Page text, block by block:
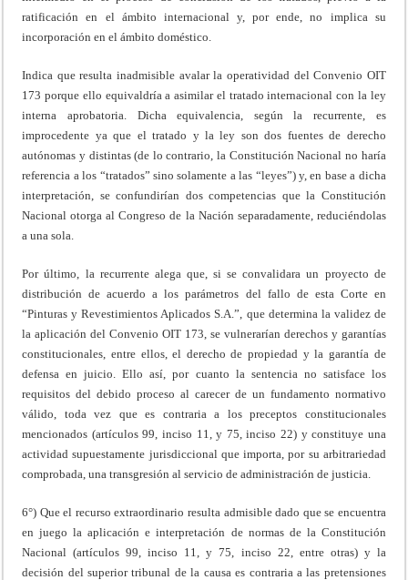
ratificación en el ámbito internacional y, por ende, no implica su
incorporación en el ámbito doméstico.
Indica que resulta inadmisible avalar la operatividad del Convenio OIT
173 porque ello equivaldría a asimilar el tratado internacional con la ley
interna aprobatoria. Dicha equivalencia, según la recurrente, es
improcedente ya que el tratado y la ley son dos fuentes de derecho
autónomas y distintas (de lo contrario, la Constitución Nacional no haría
referencia a los “tratados” sino solamente a las “leyes”) y, en base a dicha
interpretación, se confundirían dos competencias que la Constitución
Nacional otorga al Congreso de la Nación separadamente, reduciéndolas
a una sola.
Por último, la recurrente alega que, si se convalidara un proyecto de
distribución de acuerdo a los parámetros del fallo de esta Corte en
“Pinturas y Revestimientos Aplicados S.A.”, que determina la validez de
la aplicación del Convenio OIT 173, se vulnerarían derechos y garantías
constitucionales, entre ellos, el derecho de propiedad y la garantía de
defensa en juicio. Ello así, por cuanto la sentencia no satisface los
requisitos del debido proceso al carecer de un fundamento normativo
válido, toda vez que es contraria a los preceptos constitucionales
mencionados (artículos 99, inciso 11, y 75, inciso 22) y constituye una
actividad supuestamente jurisdiccional que importa, por su arbitrariedad
comprobada, una transgresión al servicio de administración de justicia.
6°) Que el recurso extraordinario resulta admisible dado que se encuentra
en juego la aplicación e interpretación de normas de la Constitución
Nacional (artículos 99, inciso 11, y 75, inciso 22, entre otras) y la
decisión del superior tribunal de la causa es contraria a las pretensiones